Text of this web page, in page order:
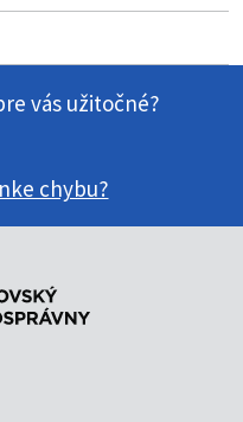
vás užitočné?
chybu?